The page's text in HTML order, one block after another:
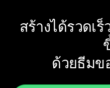
สร้างได้รวดเ
ด้วยธีมข